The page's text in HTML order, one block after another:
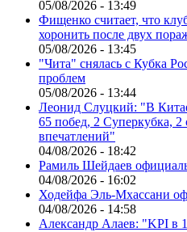
05/08/2026 - 13:49
Фищенко считает, что
хоронить после двух
05/08/2026 - 13:45
"Чита" снялась с Кубка
проблем
05/08/2026 - 13:44
Леонид Слуцкий: "В
65 побед, 2 Суперкубка, 2
впечатлений"
04/08/2026 - 18:42
Рамиль Шейдаев
04/08/2026 - 16:02
Ходейфа Эль-Мхассани
04/08/2026 - 14:58
Александр Алаев: "KPI в